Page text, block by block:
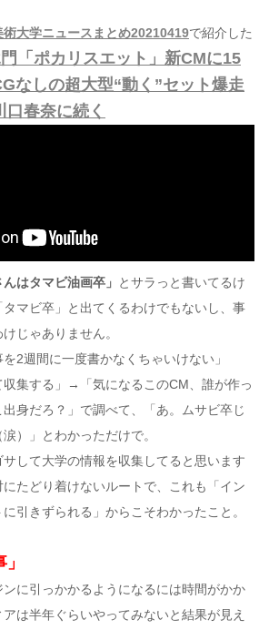
術大学ニュースまとめ20210419で紹介した
「ポカリスエット」新CMに15
なしの超大型“動く”セット爆走
春奈に続く
んはタマビ油画卒」 とサラっと書いてるけ
マビ卒」と出てくるわけでもないし、事
じゃありません。
を2週間に一度書かなくちゃいけない」
集する」→「気になるこのCM、誰が作っ
身だろ？」で調べて、「あ。ムサビ卒じ
）」とわかっただけで。
して大学の情報を収集してると思います
たどり着けないルートで、これも「イン
引きずられる」からこそわかったこと。
に引っかかるようになるには時間がかか
は半年ぐらいやってみないと結果が見え